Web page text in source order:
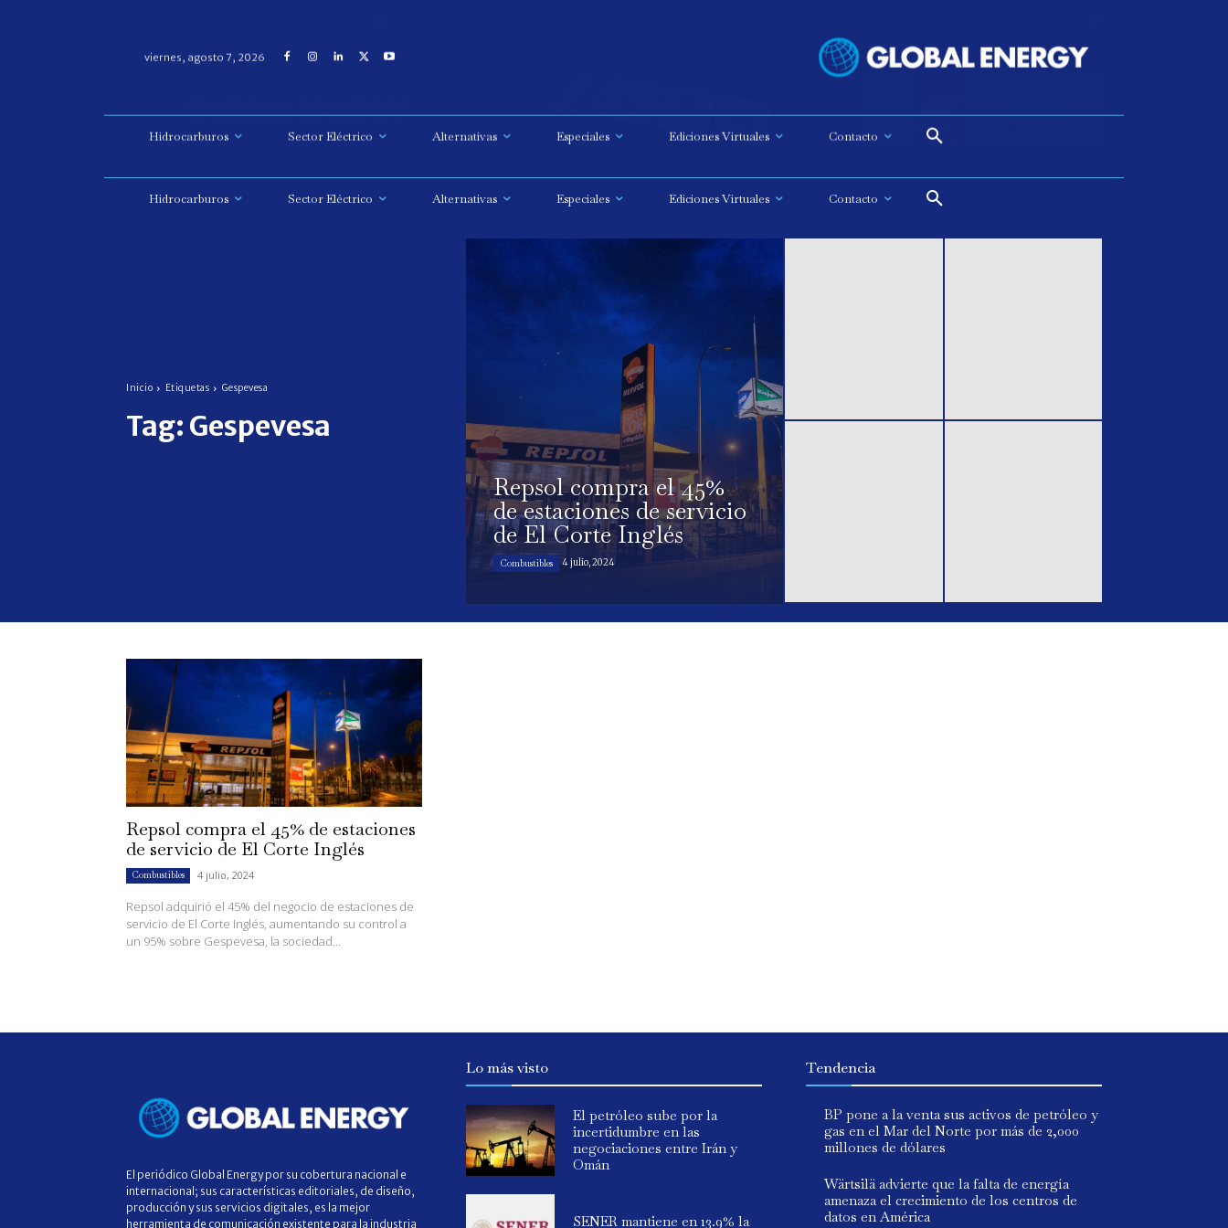
Hidrocarburos Sector Eléctrico Alternativas Especiales Ediciones Virtuales Contacto
Hidrocarburos Sector Eléctrico Contacto
Inicio Etiquetas Gespevesa
Tag: Gespevesa
Repsol compra el 45%
de estaciones de servicio
de El Corte Inglés
Combustibles 4 julio, 2024
Repsol compra el 45% de estaciones
de servicio de El Corte Inglés
Combustibles 4 julio, 2024
Repsol adquirió el 45% del negocio de estaciones de
servicio de El Corte Inglés, aumentando su control a
un 95% sobre Gespevesa, la sociedad...
El periódico Global Energy por su cobertura nacional e
internacional; sus características editoriales, de diseño,
producción y sus servicios digitales, es la mejor
herramienta de comunicación existente para la industria
Lo más visto
El petróleo sube por la
incertidumbre en las
negociaciones entre Irán y
Omán
SENER mantiene en 13.9% la
Tendencia
BP pone a la venta sus activos de petróleo y
gas en el Mar del Norte por más de 2,000
millones de dólares
Wärtsilä advierte que la falta de energía
amenaza el crecimiento de los centros de
datos en América